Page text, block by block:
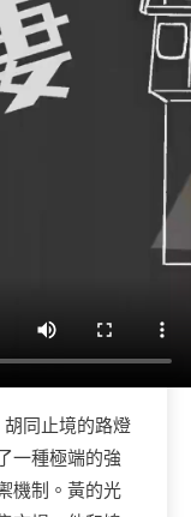
同止境的路燈
一種極端的強
機制。黃的光